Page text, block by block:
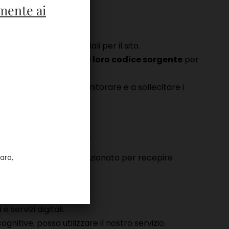
che sono essenziali per il sito.
direttamente sul loro codice sorgente per
e continuerà a monitorare e a sollecitare i
futura
costantemente perfezionato per recepire
servizi digitali.
possa utilizzare il nostro servizio.
ai